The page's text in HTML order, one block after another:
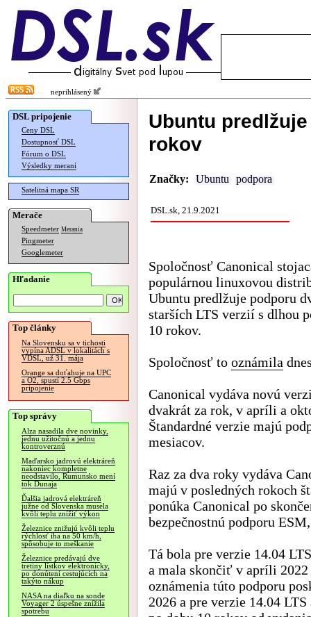
neprihlásený
DSL pripojenie
Ceny DSL
Dostupnosť DSL
Fórum o DSL
Výsledky meraní
Satelitná mapa SR
Merače
Speedmeter Merania
Pingmeter
Googlemeter
Hľadanie
Top články
Na Slovensku sa v tichosti
vypína ADSL v lokalitách s
VDSL, už 31. mája
Orange sa doťahuje na UPC
a O2, spustí 2.5 Gbps
pripojenie
Top správy
Alza nasadila dve novinky,
jednu užitočnú a jednu
kontroverznú
Maďarsko jadrovú elektráreň
nakoniec kompletne
neodstavilo, Rumunsko mení
tok Dunaja
Ďalšia jadrová elektráreň
južne od Slovenska musela
kvôli teplu znížiť výkon
Železnice znižujú kvôli teplu
rýchlosť iba na 50 km/h,
spôsobuje to meškanie
Železnice predávajú dve
tretiny lístkov elektronicky,
po donútení cestujúcich na
takýto nákup
NASA na diaľku na sonde
Voyager 2 úspešne znížila
spotrebu
Ubuntu
rokov
Značky: Ubuntu podpora
DSL.sk, 21.9.2021
Spoločnosť Canonical
populárnou linuxovou
Ubuntu predlžuje podporu
starších LTS verzií s dlhou
10 rokov.
Spoločnosť to oznámila
Canonical vydáva novú
dvakrát za rok, v apríli a
Štandardné verzie majú
mesiacov.
Raz za dva roky vydáva
majú v posledných rokoch
ponúka Canonical po
bezpečnostnú podporu
Tá bola pre verzie 14.04
a mala skončiť v apríli 2022
oznámenia túto podporu
2026 a pre verzie 14.04